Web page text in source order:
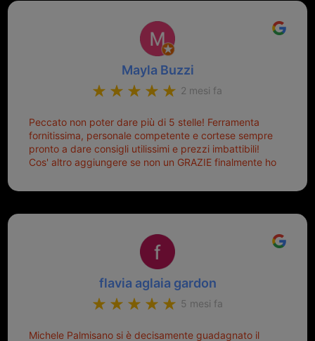
Mayla Buzzi
2 mesi fa
Peccato non poter dare più di 5 stelle! Ferramenta
fornitissima, personale competente e cortese sempre
pronto a dare consigli utilissimi e prezzi imbattibili!
Cos' altro aggiungere se non un GRAZIE finalmente ho
mio riferimento. Ah dimenticavo...da loro sono riuscita
Top top top!!!
flavia aglaia gardon
5 mesi fa
Michele Palmisano si è decisamente guadagnato il